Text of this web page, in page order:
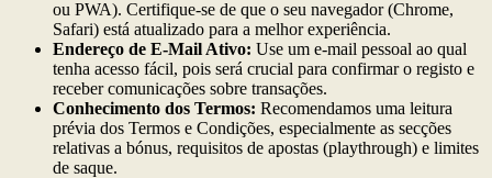
ou PWA). Certifique-se de que o seu navegador (Chrome,
Safari) está atualizado para a melhor experiência.
Endereço de E-Mail Ativo: Use um e-mail pessoal ao qual
tenha acesso fácil, pois será crucial para confirmar o registo e
receber comunicações sobre transações.
Conhecimento dos Termos: Recomendamos uma leitura
prévia dos Termos e Condições, especialmente as secções
relativas a bónus, requisitos de apostas (playthrough) e limites
de saque.